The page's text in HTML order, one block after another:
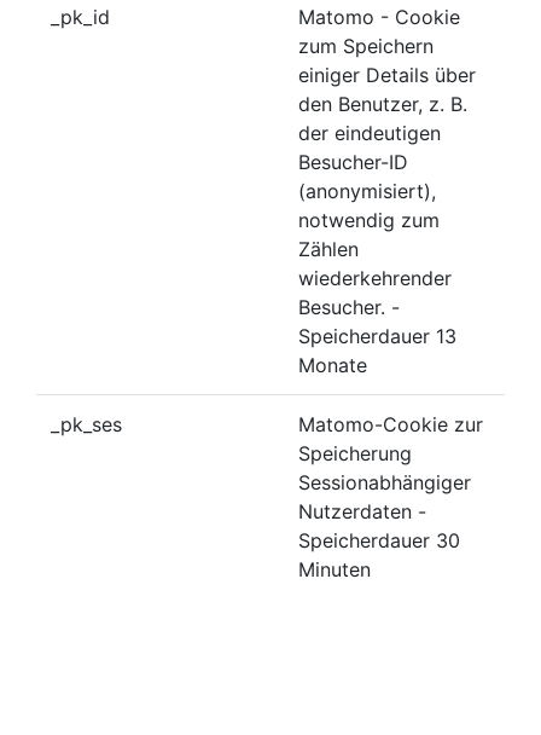
_pk_id
Matomo - Cookie
zum Speichern
einiger Details über
den Benutzer, z. B.
der eindeutigen
Besucher-ID
(anonymisiert),
notwendig zum
Zählen
wiederkehrender
Besucher. -
Speicherdauer 13
Monate
_pk_ses
Matomo-Cookie zur
Speicherung
Sessionabhängiger
Nutzerdaten -
Speicherdauer 30
Minuten